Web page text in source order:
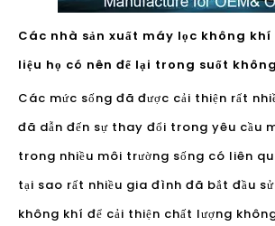
đã dẫn đến sự thay đổi trong yêu cầu
trong nhiều môi trường sống có liên
tại sao rất nhiều gia đình đã bắt đầu sử
không khí để cải thiện chất lượng
hiện nay. Giống như các công nghệ
có thể phát sinh trong quá trình này.
không khí Olansi
, câu hỏi phổ biến
không khí có cần chạy không dừng lại